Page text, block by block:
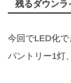
残るダウンラ
今回でLED化で
パントリー1灯